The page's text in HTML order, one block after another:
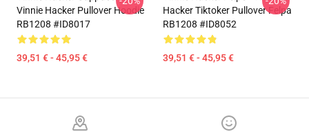
Vinnie Hacker Pullover Hoodie
RB1208 #ID8017
39,51 € - 45,95 €
Hacker Tiktoker Pullover Felpa
RB1208 #ID8052
39,51 € - 45,95 €